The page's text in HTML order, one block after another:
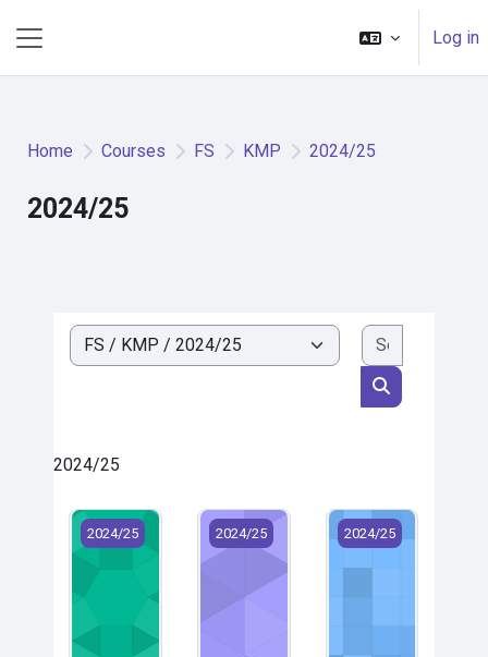
Log in
Home Courses FS KMP 2024/25
2024/25
Course categories
Search
2024/25
KMP/BCPS - Bakalářský seminář (2024)
2024/25 KMP/BIO*M - Biomechanika (2024)
2024/25 KMP/DPZ -
2024/25